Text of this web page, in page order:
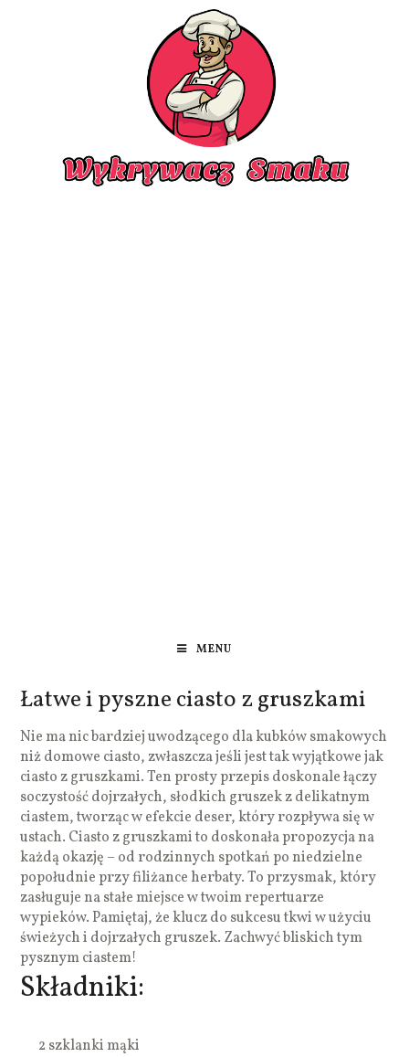
MENU
Łatwe i pyszne ciasto z gruszkami
Nie ma nic bardziej uwodzącego dla kubków smakowych
niż domowe ciasto, zwłaszcza jeśli jest tak wyjątkowe jak
ciasto z gruszkami. Ten prosty przepis doskonale łączy
soczystość dojrzałych, słodkich gruszek z delikatnym
ciastem, tworząc w efekcie deser, który rozpływa się w
ustach. Ciasto z gruszkami to doskonała propozycja na
każdą okazję – od rodzinnych spotkań po niedzielne
popołudnie przy filiżance herbaty. To przysmak, który
zasługuje na stałe miejsce w twoim repertuarze
wypieków. Pamiętaj, że klucz do sukcesu tkwi w użyciu
świeżych i dojrzałych gruszek. Zachwyć bliskich tym
pysznym ciastem!
Składniki:
2 szklanki mąki